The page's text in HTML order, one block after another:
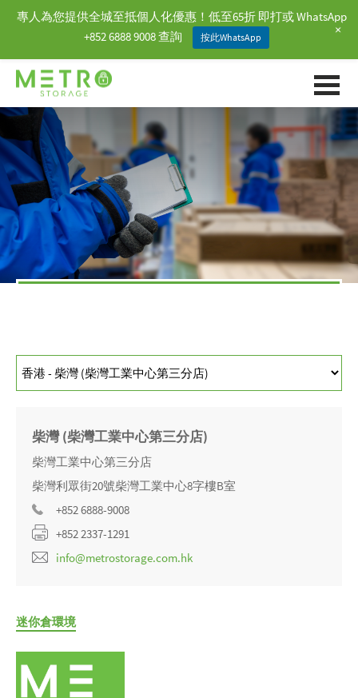
柴灣 (柴灣工業中心第三分店)
柴灣工業中心第三分店
柴灣利眾街20號柴灣工業中心8字樓B室
+852 6888-9008
+852 2337-1291
info@metrostorage.com.hk
迷你倉環境
專人為您提供全城至抵個人化優惠！低至65折 即打或 WhatsApp
+852 6888 9008 查詢
按此WhatsApp +